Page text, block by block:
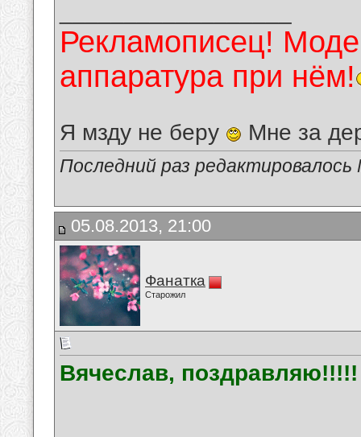
Рекламописец!
аппаратура при нём!
Я мзду не беру Мне за
Последний раз
05.08.2013, 21:00
Фанатка
Старожил
Вячеслав, поздравляю!!!!!